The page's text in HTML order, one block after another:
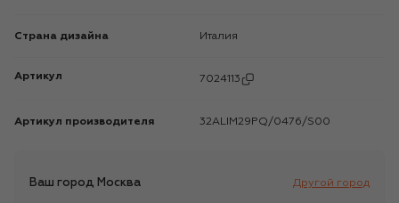
Страна дизайна Италия
Артикул 7024113
Артикул производителя 32ALIM29PQ/0476/S00
Ваш город Москва Другой город